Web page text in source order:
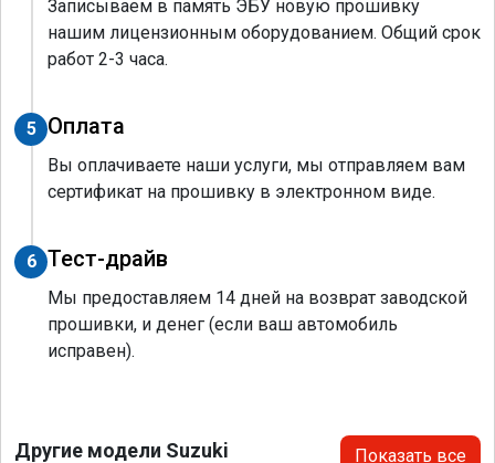
Записываем в память ЭБУ новую прошивку
нашим лицензионным оборудованием. Общий срок
работ 2-3 часа.
5 Оплата
Вы оплачиваете наши услуги, мы отправляем вам
сертификат на прошивку в электронном виде.
6 Тест-драйв
Мы предоставляем 14 дней на возврат заводской
прошивки, и денег (если ваш автомобиль
исправен).
Другие модели Suzuki Показать все